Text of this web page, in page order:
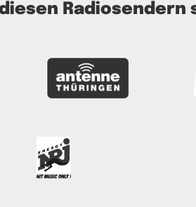
Radiosendern